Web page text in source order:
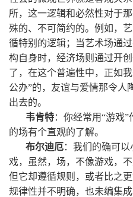
所，这一逻辑和必然性对于
殊的、不可简约的。例如，
循特别的逻辑；当艺术场通
构自身时，经济场则通过开
了，在这个普遍性中，正如
公办”的，友谊与爱情那令人
出去的。
韦肯特：你经常用“游戏
的场有个直观的了解。
布尔迪厄：我们的确可
戏，虽然，场，不像游戏，
但它却遵循规则，或者比之
规律性并不明确，也未编集